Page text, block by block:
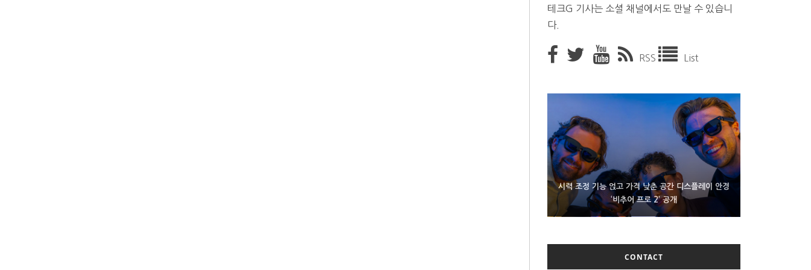
테크G 기사는 소셜 채널에서도 만날 수 있습니
다.
RSS List
시력 조정 기능 얹고 가격 낮춘 공간 디스플레이 안경
‘비추어 프로 2’ 공개
D램 부족에 10억달러어치 아이폰18 프로세서 패키징
대기 중
300~400달러 반지형 스피커 준비하는 오픈AI
CONTACT